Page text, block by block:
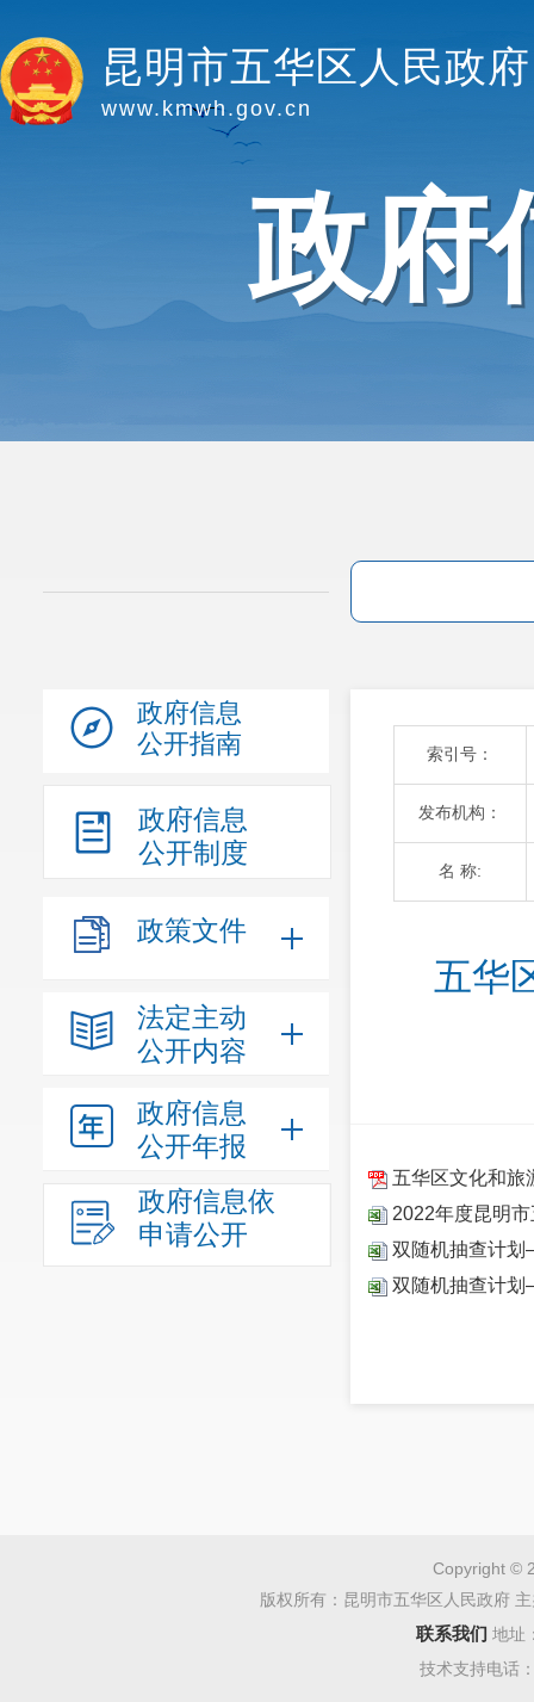
昆明市五华区人民政府
www.kmwh.gov.cn
政府
政府信息
公开指南
政府信息
公开制度
政策文件
法定主动
公开内容
政府信息
公开年报
政府信息依
申请公开
索引号：
发布机构：
名 称:
五华
五华区文化和旅
2022年度昆明
双随机抽查计
双随机抽查计
Copyright ©
版权所有：昆明市五华区人民政府
联系我们 地址
技术支持电话